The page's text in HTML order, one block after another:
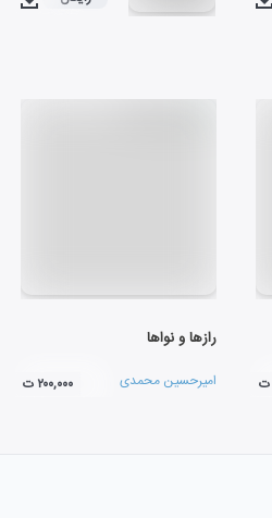
رازها و نواها
امیرحسین محمدی ۲۰۰,۰۰۰ ت